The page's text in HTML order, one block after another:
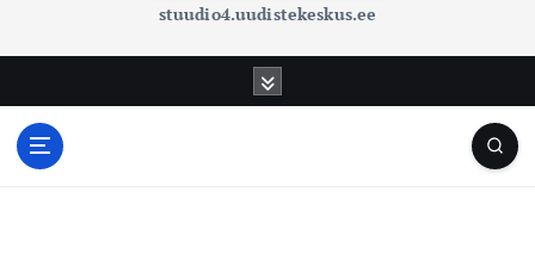
stuudio4.uudistekeskus.ee